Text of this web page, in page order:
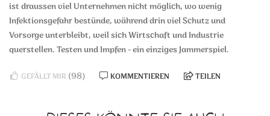
ist draussen viel Unternehmen nicht möglich, wo wenig
Infektionsgefahr bestünde, während drin viel Schutz und
Vorsorge unterbleibt, weil sich Wirtschaft und Industrie
querstellen. Testen und Impfen - ein einziges Jammerspiel.
GEFÄLLT MIR (98) KOMMENTIEREN TEILEN